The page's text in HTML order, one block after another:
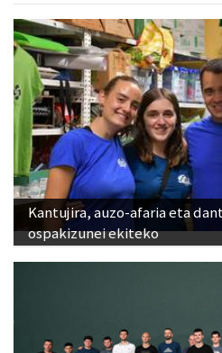
Kantujira, auzo-afaria eta
ospakizunei ekiteko